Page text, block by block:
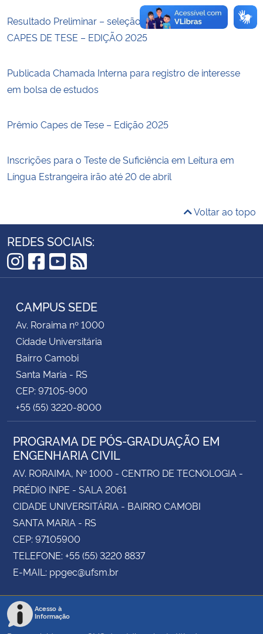
Planalto
Resultado Preliminar – seleção interna ao PRÊMIO
CAPES DE TESE – EDIÇÃO 2025
Publicada Chamada Interna para registro de interesse
em bolsa de estudos
Prêmio Capes de Tese – Edição 2025
Inscrições para o Teste de Suficiência em Leitura em
Língua Estrangeira irão até 20 de abril
Voltar ao topo
REDES SOCIAIS:
Instagram
Facebook
YouTube
RSS
CAMPUS SEDE
Av. Roraima nº 1000
Cidade Universitária
Bairro Camobi
Santa Maria - RS
CEP: 97105-900
+55 (55) 3220-8000
PROGRAMA DE PÓS-GRADUAÇÃO EM
ENGENHARIA CIVIL
AV. RORAIMA, Nº 1000 - CENTRO DE TECNOLOGIA -
PRÉDIO INPE - SALA 2061
CIDADE UNIVERSITÁRIA - BAIRRO CAMOBI
SANTA MARIA - RS
CEP: 97105900
TELEFONE: +55 (55) 3220 8837
E-MAIL: ppgec@ufsm.br
Acesso à
Informação